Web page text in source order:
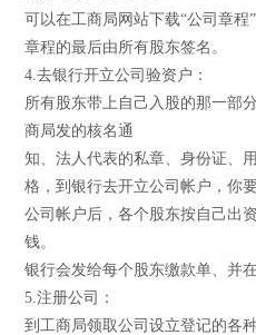
可以在工商局网站下载“公司章程
章程的最后由所有股东签名。
4.去银行开立公司验资户：
所有股东带上自己入股的那一部
商局发的核名通
知、法人代表的私章、身份证、
格，到银行去开立公司帐户，你
公司帐户后，各个股东按自己出
钱。
银行会发给每个股东缴款单、并
5.注册公司：
到工商局领取公司设立登记的各